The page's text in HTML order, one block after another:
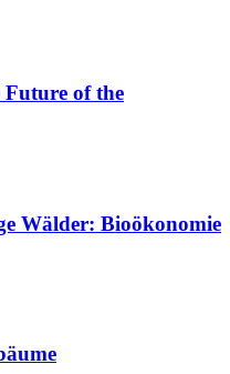
Future of the
Wälder: Bioökonomie